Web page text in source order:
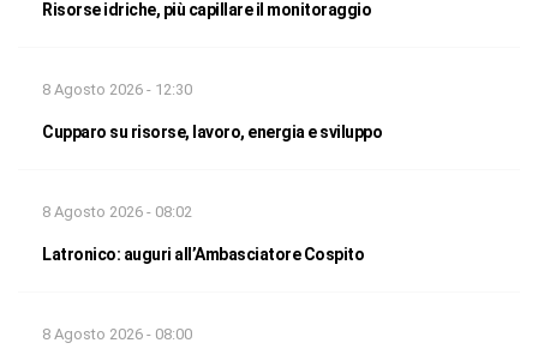
Risorse idriche, più capillare il monitoraggio
8 Agosto 2026 - 12:30
Cupparo su risorse, lavoro, energia e sviluppo
8 Agosto 2026 - 08:02
Latronico: auguri all’Ambasciatore Cospito
8 Agosto 2026 - 08:00